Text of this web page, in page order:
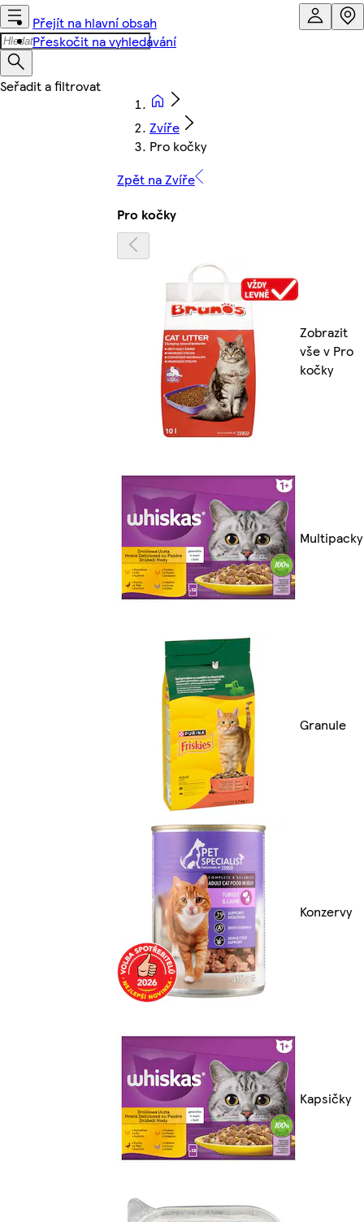
Přejít na hlavní obsah
Přeskočit na vyhledávání
Zvíře
Pro kočky
Zpět na Zvíře
Pro kočky
Zobrazit
vše v Pro
kočky
Multipacky
Granule
Konzervy
Kapsičky